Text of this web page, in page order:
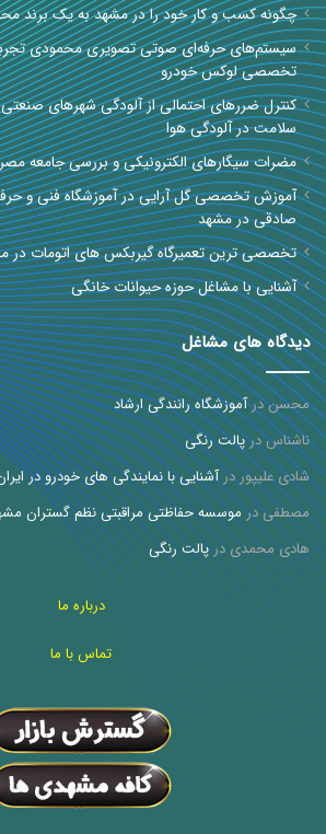
چگونه کسب و کار خود را در مشهد به یک برند
سیستم‌های حرفه‌ای صوتی تصویری محمودی
تخصصی لوکس خودرو
کنترل ضررهای احتمالی از آلودگی شهرهای
سلامت در آلودگی هوا
مضرات سیگارهای الکترونیکی و بررسی جامعه
آموزش تخصصی گل آرایی در آموزشگاه فنی و
صادقی در مشهد
تخصصی ترین تعمیرگاه گیربکس های اتومات در
آشنایی با مشاغل حوزه حیوانات خانگی
دیدگاه های مشاغل
محسندرآموزشگاه رانندگی ارشاد
ناشناسدرپالت رنگی
شادی علیپوردرآشنایی با نمایندگی های خودرو در
مصطفیدرموسسه حفاظتی مراقبتی نظم گستران
هادی محمدیدرپالت رنگی
درباره ما
تماس با ما